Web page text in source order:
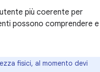
più coerente per
possono comprendere e
fisici, al momento devi